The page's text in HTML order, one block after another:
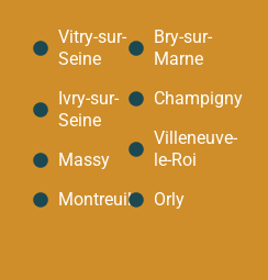
Vitry-sur-
Seine
Ivry-sur-
Seine
Massy
Montreuil
Bry-sur-
Marne
Champigny
Villeneuve-
le-Roi
Orly